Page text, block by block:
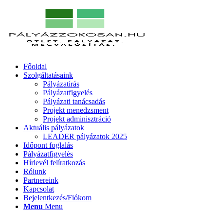
Főoldal
Szolgáltatásaink
Pályázatírás
Pályázatfigyelés
Pályázati tanácsadás
Projekt menedzsment
Projekt adminisztráció
Aktuális pályázatok
LEADER pályázatok 2025
Időpont foglalás
Pályázatfigyelés
Hírlevél felíratkozás
Rólunk
Partnereink
Kapcsolat
Bejelentkezés/Fiókom
Menu Menu